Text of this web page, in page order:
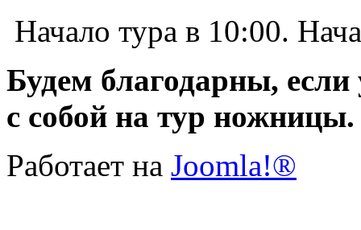
Начало тура в 10:00.
Будем благодарны,
с собой на тур ножницы.
Работает на Joomla!®